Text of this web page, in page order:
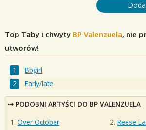
Top Taby i chwyty BP Valenzuela, nie
utworów!
Bbgirl
Early/late
PODOBNI ARTYŚCI DO BP VALENZUELA
Over October
Reese